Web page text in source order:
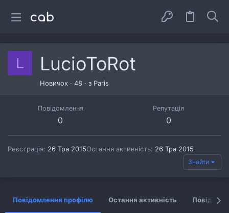
L LucioToRot
Новичок · 48 · з Paris
Повідомлення
0
Репутація
0
Реєстрація 26 Тра 2015Остання активність 26 Тра 2015
Знайти
Повідомлення профілю Остання активність